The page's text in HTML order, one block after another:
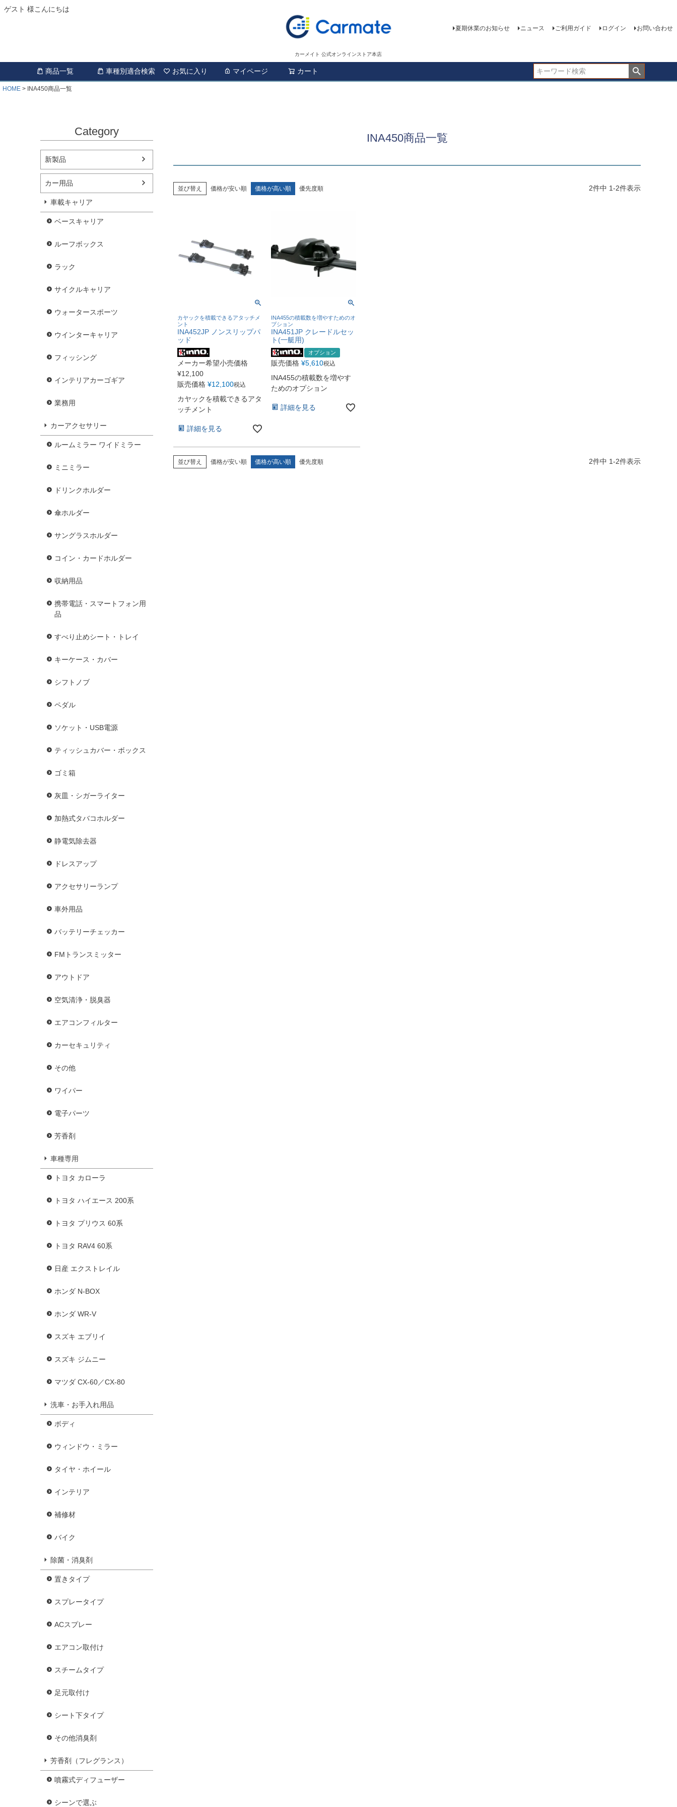
ゲスト 様こんにちは
カーメイト 公式オンラインストア本店
夏期休業のお知らせ ニュース ご利用ガイド ログイン お問い合わせ
商品一覧 車種別適合検索 お気に入り マイページ カート
HOME INA450商品一覧
Category
新製品
カー用品
車載キャリア
ベースキャリア
ルーフボックス
ラック
サイクルキャリア
ウォータースポーツ
ウインターキャリア
フィッシング
インテリアカーゴギア
業務用
カーアクセサリー
ルームミラー ワイドミラー
ミニミラー
ドリンクホルダー
傘ホルダー
サングラスホルダー
コイン・カードホルダー
収納用品
携帯電話・スマートフォン用
品
すべり止めシート・トレイ
キーケース・カバー
シフトノブ
ペダル
ソケット・USB電源
ティッシュカバー・ボックス
ゴミ箱
灰皿・シガーライター
加熱式タバコホルダー
静電気除去器
ドレスアップ
アクセサリーランプ
車外用品
バッテリーチェッカー
FMトランスミッター
アウトドア
空気清浄・脱臭器
エアコンフィルター
カーセキュリティ
その他
ワイパー
電子パーツ
芳香剤
車種専用
トヨタ カローラ
トヨタ ハイエース 200系
トヨタ プリウス 60系
トヨタ RAV4 60系
日産 エクストレイル
ホンダ N-BOX
ホンダ WR-V
スズキ エブリイ
スズキ ジムニー
マツダ CX-60／CX-80
洗車・お手入れ用品
ボディ
ウィンドウ・ミラー
タイヤ・ホイール
インテリア
補修材
バイク
除菌・消臭剤
置きタイプ
スプレータイプ
ACスプレー
エアコン取付け
スチームタイプ
足元取付け
シート下タイプ
その他消臭剤
芳香剤（フレグランス）
噴霧式ディフューザー
シーンで選ぶ
INA450商品一覧
並び替え 価格が安い順 価格が高い順 優先度順 2件中 1-2件表示
カヤックを積載できるアタッチメ
ント
INA452JP ノンスリップパ
ッド
メーカー希望小売価格
¥12,100
販売価格 ¥12,100税込
カヤックを積載できるアタ
ッチメント
詳細を見る
INA455の積載数を増やすためのオ
プション
INA451JP クレードルセッ
ト(一艇用)
オプション
販売価格 ¥5,610税込
INA455の積載数を増やす
ためのオプション
詳細を見る
並び替え 価格が安い順 価格が高い順 優先度順 2件中 1-2件表示